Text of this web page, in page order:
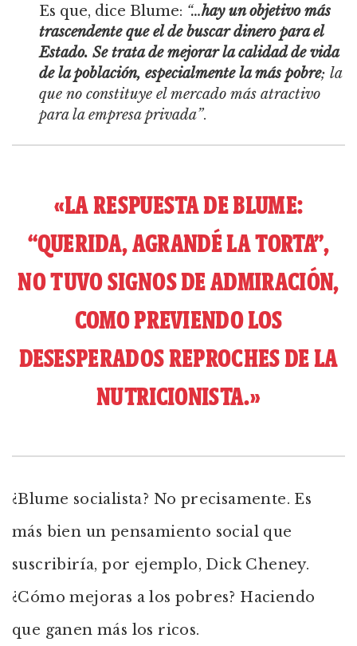
Es que, dice Blume: “…hay un objetivo más
trascendente que el de buscar dinero para el
Estado. Se trata de mejorar la calidad de vida
de la población, especialmente la más pobre; la
que no constituye el mercado más atractivo
para la empresa privada”.
«LA RESPUESTA DE BLUME:
“QUERIDA, AGRANDÉ LA TORTA”,
NO TUVO SIGNOS DE ADMIRACIÓN,
COMO PREVIENDO LOS
DESESPERADOS REPROCHES DE LA
NUTRICIONISTA.»
¿Blume socialista? No precisamente. Es
más bien un pensamiento social que
suscribiría, por ejemplo, Dick Cheney.
¿Cómo mejoras a los pobres? Haciendo
que ganen más los ricos.